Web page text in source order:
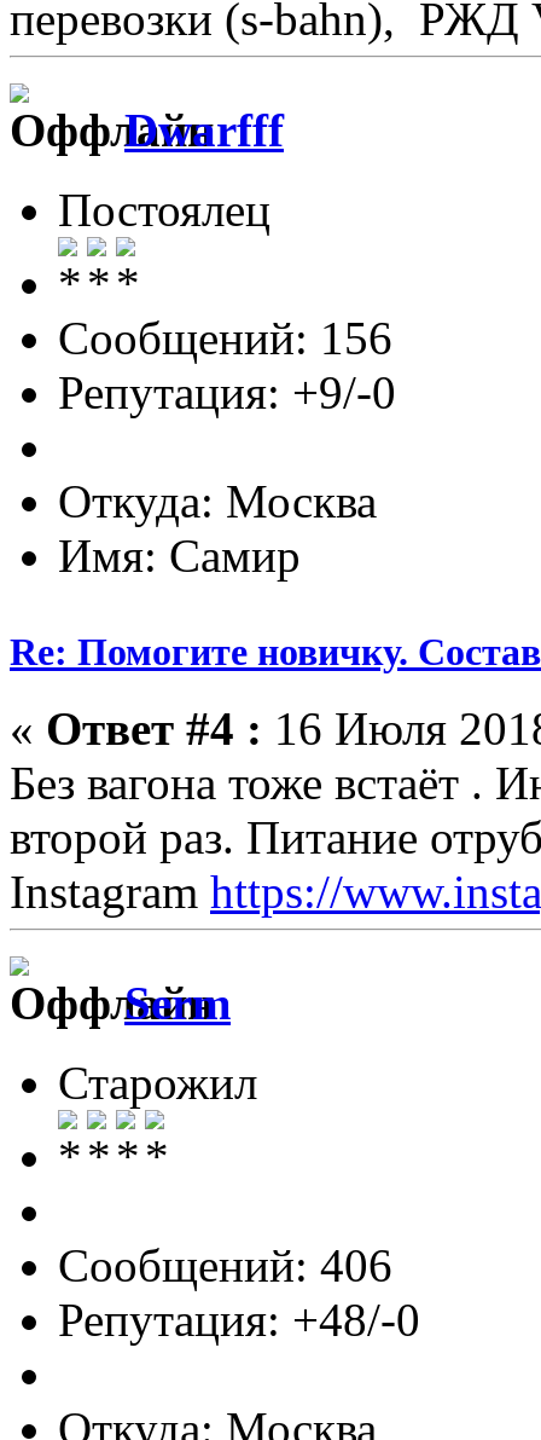
перевозки (s-bahn), РЖД
Dwarfff
Постоялец
Сообщений: 156
Репутация: +9/-0
Откуда: Москва
Имя: Самир
Re: Помогите новичку.
« Ответ #4 : 16 Июля
Без вагона тоже встаёт .
второй раз. Питание
Instagram https://
Serm
Старожил
Сообщений: 406
Репутация: +48/-0
Откуда: Москва